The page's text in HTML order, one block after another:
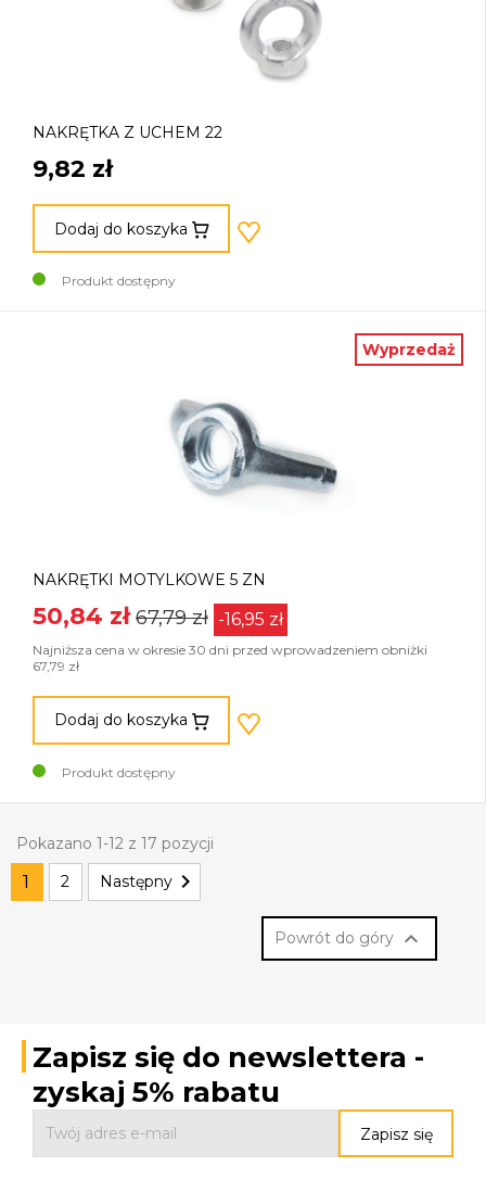
NAKRĘTKA Z UCHEM 22
9,82 zł
Dodaj do koszyka
Produkt dostępny
Wyprzedaż
NAKRĘTKI MOTYLKOWE 5 ZN
50,84 zł 67,79 zł -16,95 zł
Najniższa cena w okresie 30 dni przed wprowadzeniem obniżki
67,79 zł
Dodaj do koszyka
Produkt dostępny
Pokazano 1-12 z 17 pozycji
1 2 Następny 
Powrót do góry 
Zapisz się do newslettera -
zyskaj 5% rabatu